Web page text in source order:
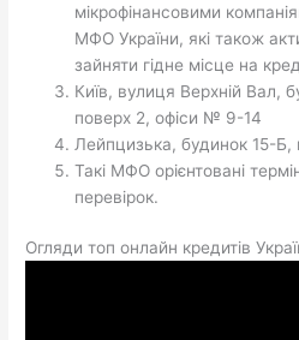
мікрофінансовими
МФО України, які також
зайняти гідне місце на
Київ, вулиця Верхній Вал,
поверх 2, офіси № 9-14
Лейпцизька, будинок 15-Б,
Такі МФО орієнтовані
перевірок.
Огляди топ онлайн кредитів